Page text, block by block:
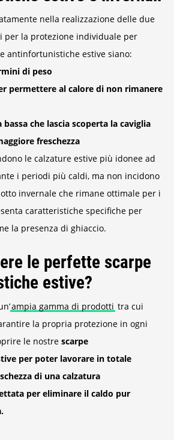
nella realizzazione delle due
per la protezione individuale per
antinfortunistiche estive siano:
di peso
permettere al calore di non rimanere
che lascia scoperta la caviglia
freschezza
le calzature estive più idonee ad
i periodi più caldi, ma non incidono
invernale che rimane ottimale per i
caratteristiche specifiche per
la presenza di ghiaccio.
le perfette scarpe
estive?
ampia gamma di prodotti tra cui
la propria protezione in ogni
le nostre scarpe
per poter lavorare in totale
di una calzatura
per eliminare il caldo pur